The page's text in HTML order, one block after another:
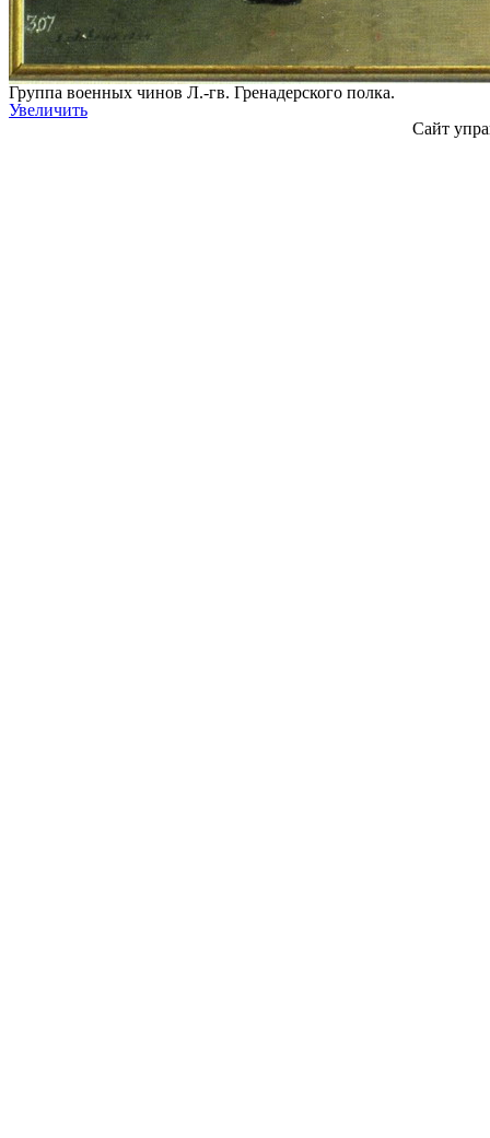
Группа военных чинов Л.-гв. Гренадерского полка.
Увеличить
Сайт